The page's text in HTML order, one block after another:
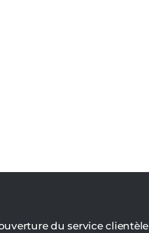
du service clientèle